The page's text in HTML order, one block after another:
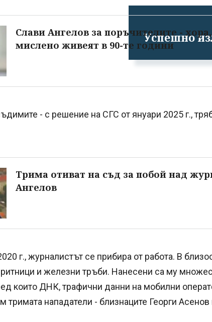
Успешно
Слави Ангелов за поръчителите -
мислено живеят в 90-те години
- с решение на СГС от януари 2025 г.,
Трима отиват на съд за побой над
Ангелов
г., журналистът се прибира от работа. В
и железни тръби. Нанесени са му
които ДНК, трафични данни на мобилни
тримата нападатели - близнаците Георги